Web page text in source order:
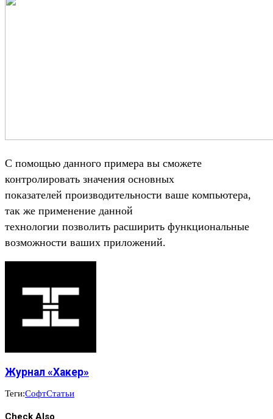
С помощью данного примера вы сможете
контролировать значения основных
показателей производительности ваше компьютера,
так же применение данной
технологии позволить расширить функциональные
возможности ваших приложений.
Журнал «Хакер»
Теги:СофтСтатьи
Check Also